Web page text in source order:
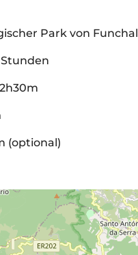
Park von Funchal
(optional)